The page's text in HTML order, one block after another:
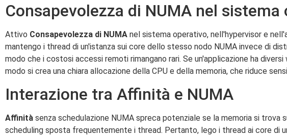
Consapevolezza di NUMA nel
Attivo Consapevolezza di NUMA nel sistema operativo, nell'hypervisor e
mantengo i thread di un'istanza sui core dello stesso nodo NUMA invece di
modo che i costosi accessi remoti rimangano rari. Se un'applicazione ha
modo si crea una chiara allocazione della CPU e della memoria, che riduce
Interazione tra Affinità e NUMA
Affinità senza schedulazione NUMA spreca potenziale se la memoria si
scheduling sposta frequentemente i thread. Pertanto, lego i thread ai core di